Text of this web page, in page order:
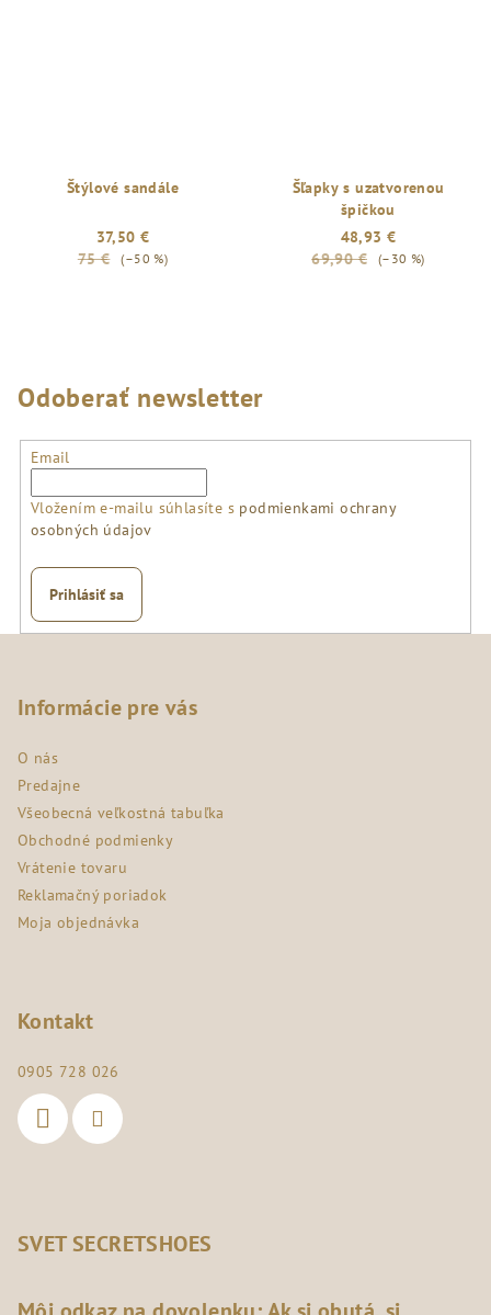
Štýlové sandále
37,50 €
75 €
(–50 %)
Šľapky s uzatvorenou
špičkou
48,93 €
69,90 €
(–30 %)
Odoberať newsletter
Email
Vložením e-mailu súhlasíte s podmienkami ochrany
osobných údajov
Prihlásiť sa
Informácie pre vás
O nás
Predajne
Všeobecná veľkostná tabuľka
Obchodné podmienky
Vrátenie tovaru
Reklamačný poriadok
Moja objednávka
Kontakt
0905 728 026
SVET SECRETSHOES